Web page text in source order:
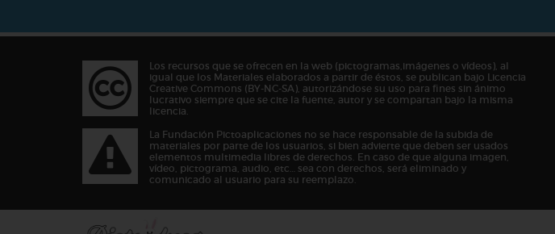
Los recursos que se ofrecen en la web (pictogramas,imágenes o vídeos), al
igual que los Materiales elaborados a partir de éstos, se publican bajo Licencia
Creative Commons (BY-NC-SA), autorizándose su uso para fines sin ánimo
lucrativo siempre que se cite la fuente, autor y se compartan bajo la misma
licencia.
La Fundación Pictoaplicaciones no se hace responsable de la subida de
materiales por parte de los usuarios, si bien advierte que deben ser usados
elementos multimedia libres de derechos. En caso de que alguna imagen,
vídeo, pictograma, audio, etc… sea con derechos, será eliminado y
comunicado al usuario para su reemplazo.